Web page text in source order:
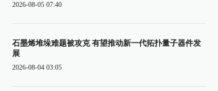
2026-08-05 07:40
石墨烯堆垛难题被攻克 有望推动新一代拓扑量子器件发
展
2026-08-04 03:05